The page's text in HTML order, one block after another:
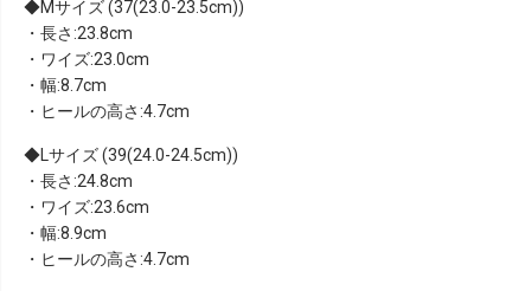
Mサイズ (37(23.0-23.5cm))
・長さ:23.8cm
・ワイズ:23.0cm
・幅:8.7cm
・ヒールの高さ:4.7cm
Lサイズ (39(24.0-24.5cm))
・長さ:24.8cm
・ワイズ:23.6cm
・幅:8.9cm
・ヒールの高さ:4.7cm